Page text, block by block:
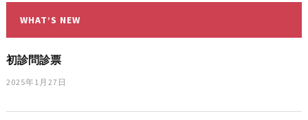
WHAT’S NEW
初診問診票
2025年1月27日